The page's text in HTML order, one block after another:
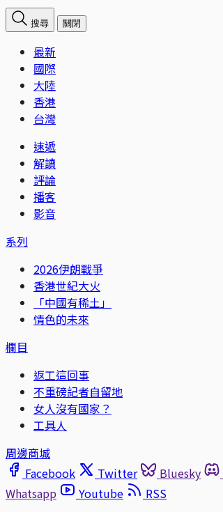
搜尋 關閉
最新
國際
大陸
香港
台灣
速遞
解讀
評論
播客
影音
系列
2026伊朗戰爭
香港世紀大火
「中國有稀土」
情色的未來
欄目
返工這回事
不重磅記者自留地
女人沒有國家？
工具人
周邊商城
Facebook
Twitter Bluesky
Whatsapp
Youtube
RSS